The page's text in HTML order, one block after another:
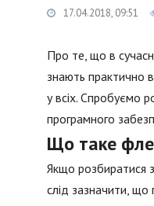
17.04.2018, 09:51
Про те, що в
знають практично
у всіх. Спробуємо
програмного
Що таке
Якщо розбиратися
слід зазначити, що